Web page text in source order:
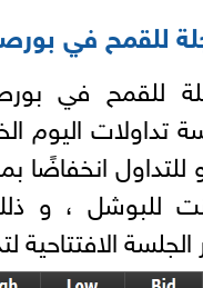
للقمح في
للقمح في
658.25 سنت
الافتتاحية